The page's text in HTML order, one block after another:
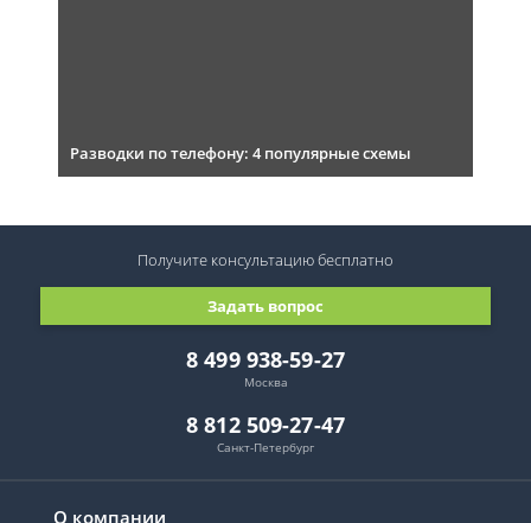
Разводки по телефону: 4 популярные схемы
О компании
8 499 938-59-27
Москва
8 812 509-27-47
Санкт-Петербург
Задать вопрос
Получите консультациюбесплатно